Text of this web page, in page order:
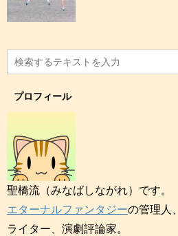
プロフィール
聖橋流（みなばしながれ）です。
エターナルファンタジーの管理人、
ライター、演劇評論家。